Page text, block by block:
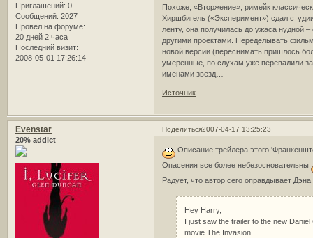
Приглашений: 0
Сообщений: 2027
Провел на форуме:
20 дней 2 часа
Последний визит:
2008-05-01 17:26:14
Похоже, «Вторжение», римейк
Хиршбигель («Эксперимент») сдал
ленту, она получилась до ужаса нудной
другими проектами. Переделывать
новой версии (переснимать пришлось
умеренные, по слухам уже перевалили
именами звезд…
Источник
Поделиться2007-04-17 13:25:23
Evenstar
20% addict
Описание трейлера этого
Опасения все более небезосновательны
Радует, что автор сего оправдывает Дэна
Hey Harry,
I just saw the trailer to the new Daniel
movie The Invasion.